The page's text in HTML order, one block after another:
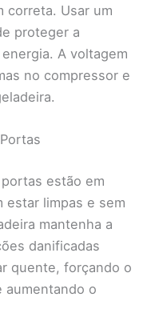
correta. Usar um
proteger a
A voltagem
no compressor e
estão em
estar limpas e sem
mantenha a
danificadas
quente, forçando o
aumentando o